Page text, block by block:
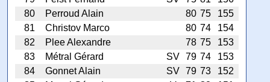
80
Perroud Alain 80 75
155
81
Christov Marco 80 74
154
82
Plee Alexandre 78 75
153
83
Métral Gérard SV 79 74
153
84
Gonnet Alain SV 79 73
152